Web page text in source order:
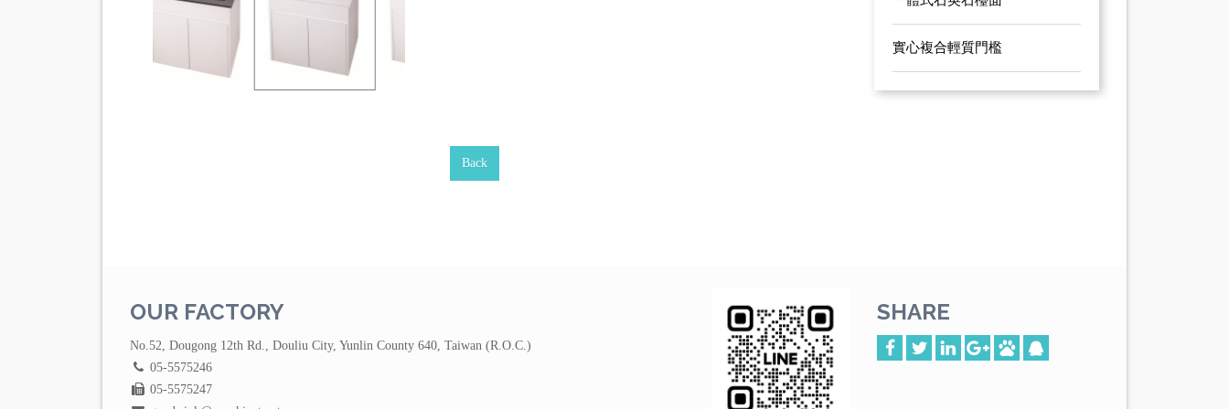
Back
實心複合輕質門檻
OUR FACTORY
No.52, Dougong 12th Rd., Douliu City, Yunlin County 640, Taiwan (R.O.C.)
05-5575246
05-5575247
SHARE